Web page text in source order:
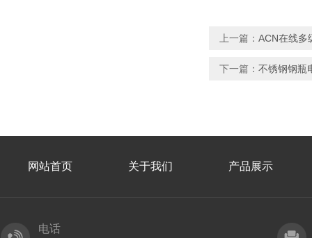
上一篇： ACN在线多
下一篇： 不锈钢钢瓶
网站首页 关于我们 产品展示
电话